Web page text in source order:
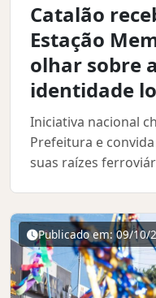
Catalão
Estação
olhar sobre
identidade
Iniciativa nacional
Prefeitura e
suas raízes
Publicado em: 09/10/